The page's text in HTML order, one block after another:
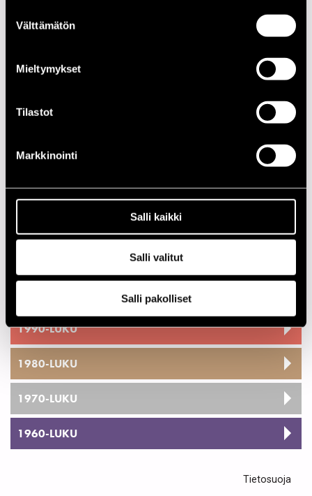
valinta
Välttämätön
Mieltymykset
Tilastot
Markkinointi
Salli kaikki
Salli valitut
Salli pakolliset
1990-LUKU
1980-LUKU
1970-LUKU
1960-LUKU
PÄIVÄ
16.07.1993 Jazzkatu
17.07.1993 Jazzkatu
Kirjurinluoto
Tietosuoja